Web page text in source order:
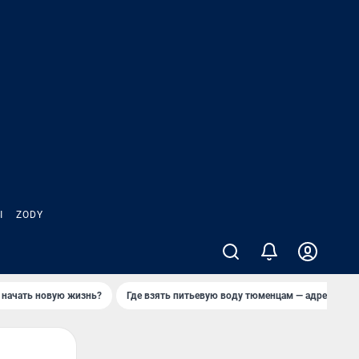
ZODY
начать новую жизнь? Где взять питьевую воду тюменцам — адреса